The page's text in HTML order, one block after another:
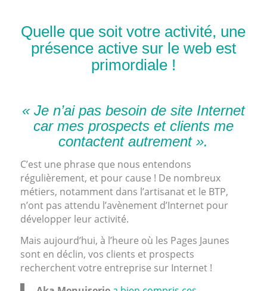
Quelle que soit votre activité, une
présence active sur le web est
primordiale !
« Je n’ai pas besoin de site Internet
car mes prospects et clients me
contactent autrement ».
C’est une phrase que nous entendons
régulièrement, et pour cause ! De nombreux
métiers, notamment dans l’artisanat et le BTP,
n’ont pas attendu l’avènement d’Internet pour
développer leur activité.
Mais aujourd’hui, à l’heure où les Pages Jaunes
sont en déclin, vos clients et prospects
recherchent votre entreprise sur Internet !